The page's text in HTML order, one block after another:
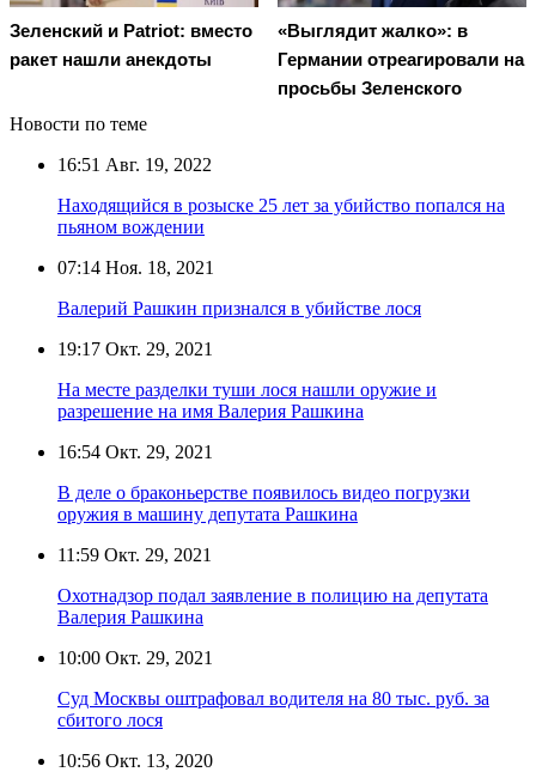
Зеленский и Patriot: вместо
ракет нашли анекдоты
«Выглядит жалко»: в
Германии отреагировали на
просьбы Зеленского
Новости по теме
16:51 Авг. 19, 2022
Находящийся в розыске 25 лет за убийство попался на
пьяном вождении
07:14 Ноя. 18, 2021
Валерий Рашкин признался в убийстве лося
19:17 Окт. 29, 2021
На месте разделки туши лося нашли оружие и
разрешение на имя Валерия Рашкина
16:54 Окт. 29, 2021
В деле о браконьерстве появилось видео погрузки
оружия в машину депутата Рашкина
11:59 Окт. 29, 2021
Охотнадзор подал заявление в полицию на депутата
Валерия Рашкина
10:00 Окт. 29, 2021
Суд Москвы оштрафовал водителя на 80 тыс. руб. за
сбитого лося
10:56 Окт. 13, 2020